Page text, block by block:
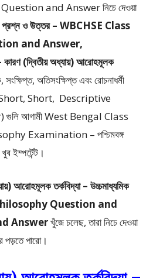
and Answerনিচে দেওয়া
প্রশ্ন ও উত্তর – WBCHSE Class
and Answer,
(দ্বিতীয় অধ্যায়) আরোহমূলক
সংক্ষিপ্ত, অতিসংক্ষিপ্ত এবং রোচনাধর্মী
Short, Short, Descriptive
গুলি আগামী West Bengal Class
Examination – পশ্চিমবঙ্গ
ইম্পর্টেন্ট।
আরোহমূলক তর্কবিদ্যা – উচ্চমাধ্যমিক
Question and
Answerখুঁজে চলেছ, তারা নিচে দেওয়া
পারো।